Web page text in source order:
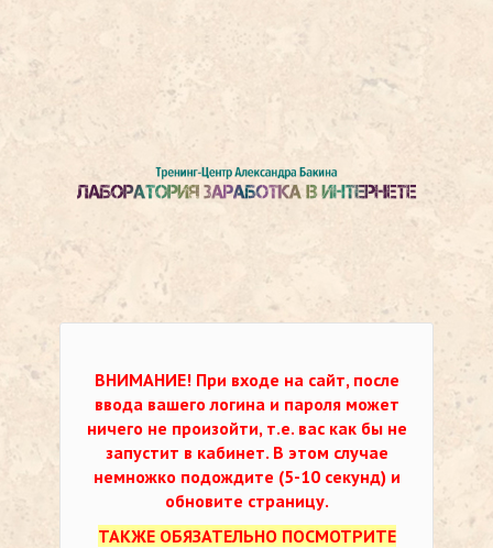
ВНИМАНИЕ! При входе на сайт, после
ввода вашего логина и пароля может
ничего не произойти, т.е. вас как бы не
запустит в кабинет. В этом случае
немножко подождите (5-10 секунд) и
обновите страницу.
ТАКЖЕ ОБЯЗАТЕЛЬНО ПОСМОТРИТЕ